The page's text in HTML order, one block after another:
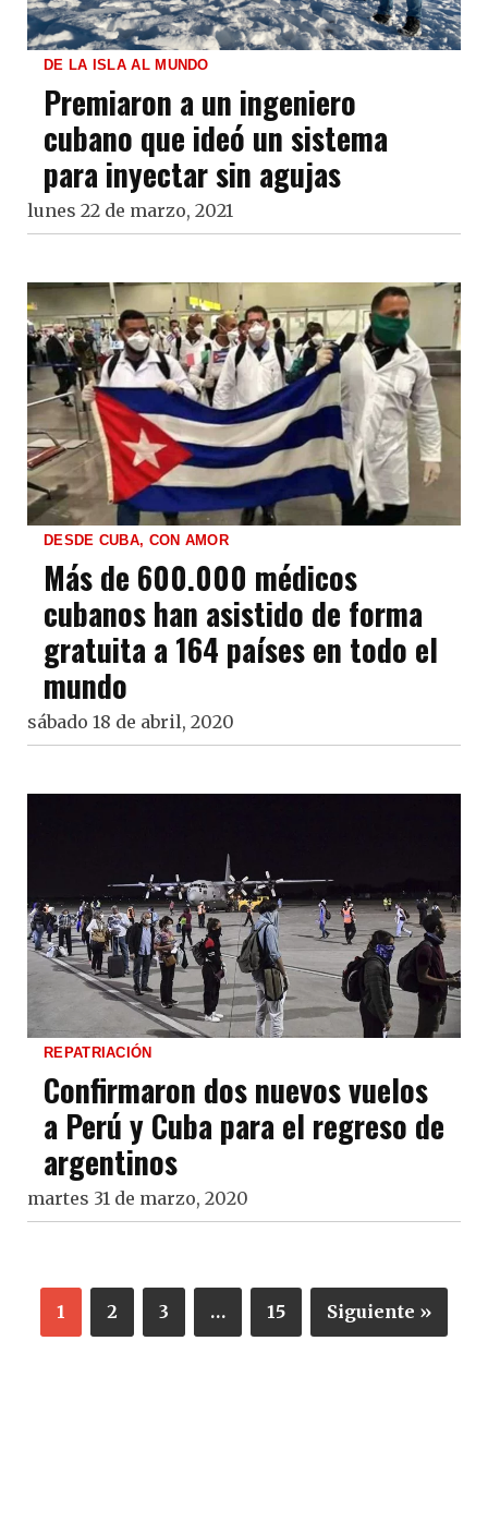
DE LA ISLA AL MUNDO
Premiaron a un ingeniero
cubano que ideó un sistema
para inyectar sin agujas
lunes 22 de marzo, 2021
DESDE CUBA, CON AMOR
Más de 600.000 médicos
cubanos han asistido de forma
gratuita a 164 países en todo el
mundo
sábado 18 de abril, 2020
REPATRIACIÓN
Confirmaron dos nuevos vuelos
a Perú y Cuba para el regreso de
argentinos
martes 31 de marzo, 2020
1 2 3 … 15 Siguiente »